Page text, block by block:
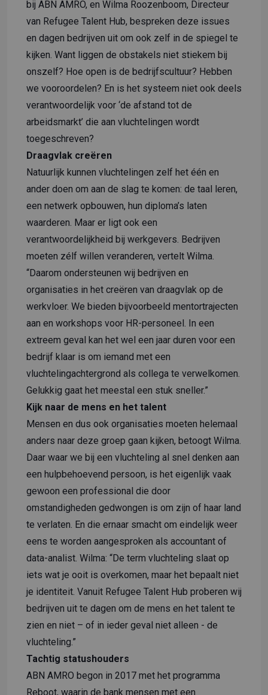
bij ABN AMRO, en Wilma Roozenboom, Directeur
van Refugee Talent Hub, bespreken deze issues
en dagen bedrijven uit om ook zelf in de spiegel te
kijken. Want liggen de obstakels niet stiekem bij
onszelf? Hoe open is de bedrijfscultuur? Hebben
we vooroordelen? En is het systeem niet ook deels
verantwoordelijk voor ‘de afstand tot de
arbeidsmarkt’ die aan vluchtelingen wordt
toegeschreven?
Draagvlak creëren
Natuurlijk kunnen vluchtelingen zelf het één en
ander doen om aan de slag te komen: de taal leren,
een netwerk opbouwen, hun diploma’s laten
waarderen. Maar er ligt ook een
verantwoordelijkheid bij werkgevers. Bedrijven
moeten zélf willen veranderen, vertelt Wilma.
“Daarom ondersteunen wij bedrijven en
organisaties in het creëren van draagvlak op de
werkvloer. We bieden bijvoorbeeld mentortrajecten
aan en workshops voor HR-personeel. In een
extreem geval kan het wel een jaar duren voor een
bedrijf klaar is om iemand met een
vluchtelingachtergrond als collega te verwelkomen.
Gelukkig gaat het meestal een stuk sneller.”
Kijk naar de mens en het talent
Mensen en dus ook organisaties moeten helemaal
anders naar deze groep gaan kijken, betoogt Wilma.
Daar waar we bij een vluchteling al snel denken aan
een hulpbehoevend persoon, is het eigenlijk vaak
gewoon een professional die door
omstandigheden gedwongen is om zijn of haar land
te verlaten. En die ernaar smacht om eindelijk weer
eens te worden aangesproken als accountant of
data-analist. Wilma: “De term vluchteling slaat op
iets wat je ooit is overkomen, maar het bepaalt niet
je identiteit. Vanuit Refugee Talent Hub proberen wij
bedrijven uit te dagen om de mens en het talent te
zien en niet – of in ieder geval niet alleen - de
vluchteling.”
Tachtig statushouders
ABN AMRO begon in 2017 met het programma
Reboot, waarin de bank mensen met een